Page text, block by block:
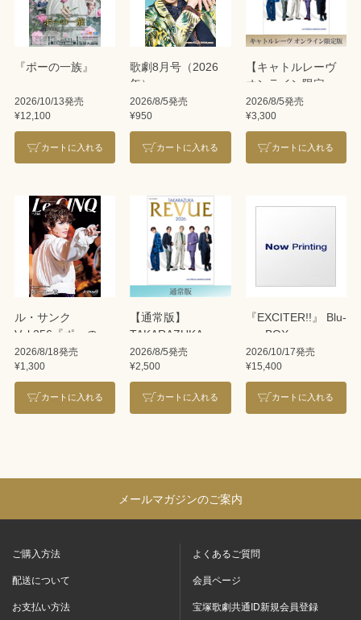
『ポーの一族』
2026/10/13発売
¥12,100
カートに入れる
歌劇8月号（2026
年）
2026/8/5発売
¥950
カートに入れる
【キャトルレーヴ
オンライン限定
版】TAKARAZUKA
REVUE 2026
2026/8/5発売
¥3,300
カートに入れる
ル・サンク
Vol.256『ポーの一
族』＜雪組＞
2026/8/18発売
¥1,300
カートに入れる
【通常版】
TAKARAZUKA
REVUE 2026
2026/8/5発売
¥2,500
カートに入れる
『EXCITER!!』 Blu-
ray BOX
2026/10/17発売
¥15,400
カートに入れる
メールマガジンのご案内
ご購入方法
配送について
お支払い方法
よくあるご質問
会員ページ
宝塚歌劇共通ID新規会員登録